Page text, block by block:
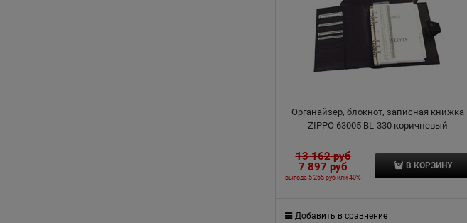
Органайзер, блокнот, записная книжка
ZIPPO 63005 BL-330 коричневый
13 162 руб
7 897 руб
выгода 5 265 рубили40%
В КОРЗИНУ
Добавить в сравнение